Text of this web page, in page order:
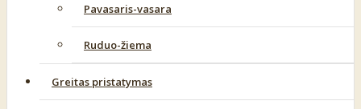
Pavasaris-vasara
Ruduo-žiema
Greitas pristatymas